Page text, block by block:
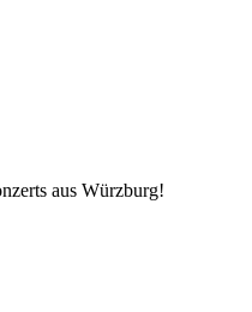
aus Würzburg!